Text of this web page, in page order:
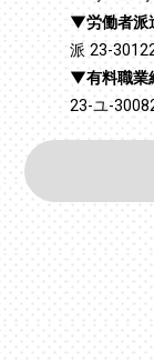
労働者派
派 23-
有料職業
23-ユ-